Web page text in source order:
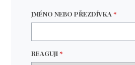
JMÉNO NEBO PŘEZDÍVKA*
REAGUJI*